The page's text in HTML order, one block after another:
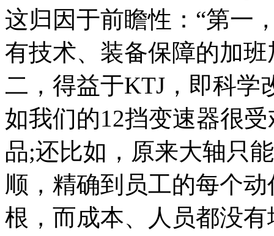
这归因于前瞻性：“第一
有技术、装备保障的加
二，得益于KTJ，即科学
如我们的12挡变速器很
品;还比如，原来大轴只
顺，精确到员工的每个
根，而成本、人员都没